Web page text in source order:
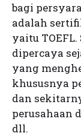
bagi
adalah
yaitu
dipercaya
yang
khususnya
dan
perusahaan
dll.